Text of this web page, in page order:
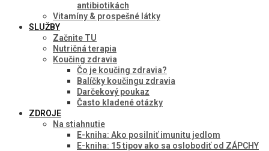
antibiotikách
Vitamíny & prospešné látky
SLUŽBY
Začnite TU
Nutričná terapia
Koučing zdravia
Čo je koučing zdravia?
Balíčky koučingu zdravia
Darčekový poukaz
Často kladené otázky
ZDROJE
Na stiahnutie
E-kniha: Ako posilniť imunitu jedlom
E-kniha: 15 tipov ako sa oslobodiť od ZÁPCHY